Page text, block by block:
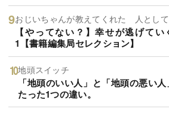
おじいちゃんが教えてくれた 人として
【やってない？】幸せが逃げて
1【書籍編集局セレクション】
地頭スイッチ
「地頭のいい人」と「地頭の悪い
たった1つの違い。